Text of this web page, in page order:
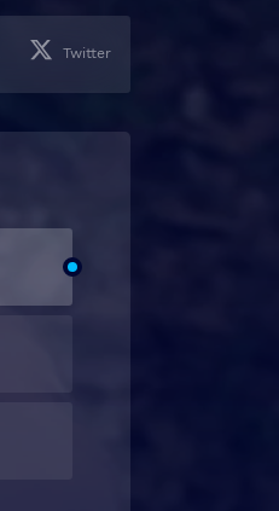
Twitter